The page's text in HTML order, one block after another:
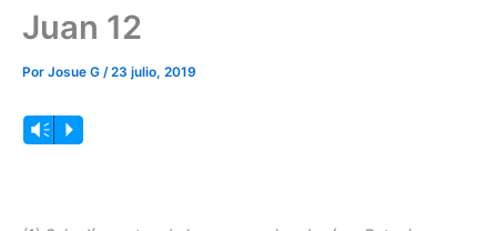
Juan 12
Por Josue G /23 julio, 2019
Reproductor
Vm P